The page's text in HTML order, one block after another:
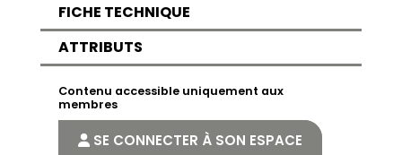
FICHE TECHNIQUE
ATTRIBUTS
Contenu accessible uniquement aux
membres
SE CONNECTER À SON ESPACE